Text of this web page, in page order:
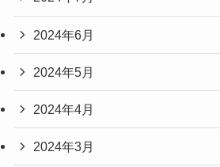
2024年6月
2024年5月
2024年4月
2024年3月